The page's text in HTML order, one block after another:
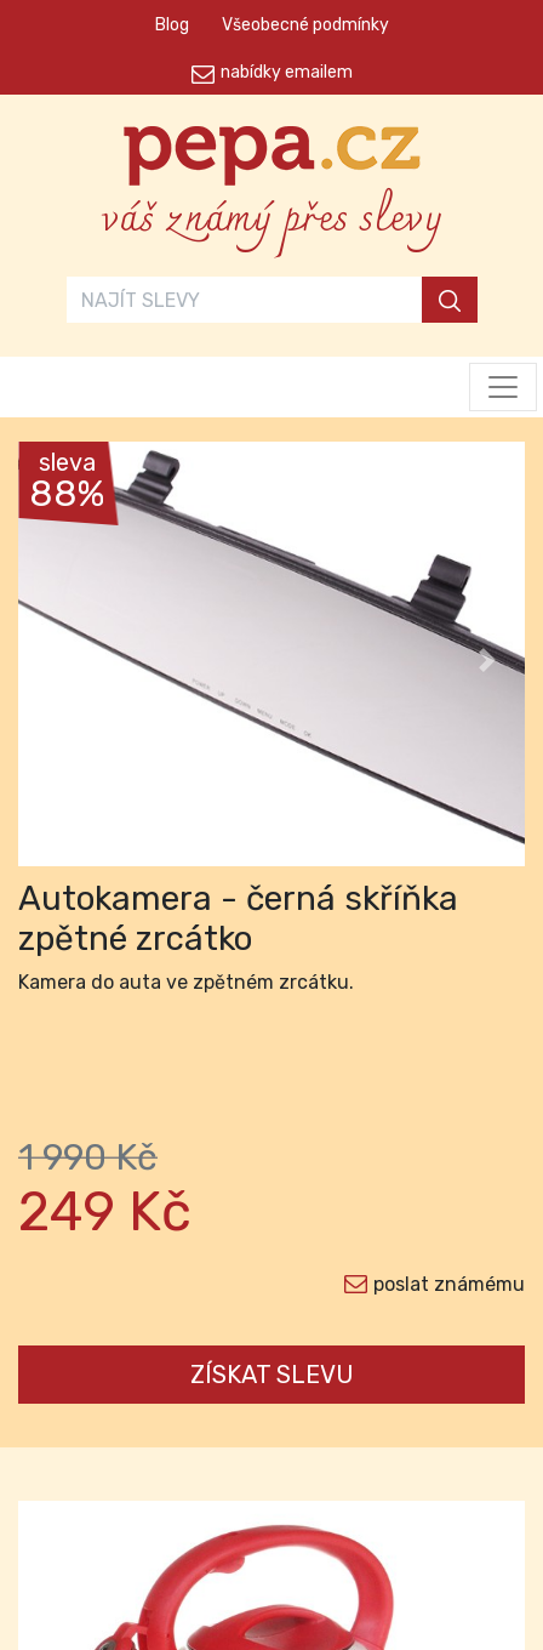
Blog Všeobecné podmínky
nabídky emailem
váš známý přes slevy
sleva
88%
Next
Autokamera - černá skříňka
zpětné zrcátko
Kamera do auta ve zpětném zrcátku.
1 990 Kč
249 Kč
poslat známému
ZÍSKAT SLEVU